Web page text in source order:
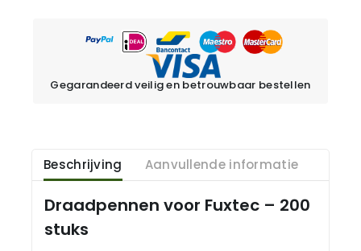
Gegarandeerd veilig en betrouwbaar bestellen
Beschrijving Aanvullende informatie
Draadpennen voor Fuxtec – 200
stuks